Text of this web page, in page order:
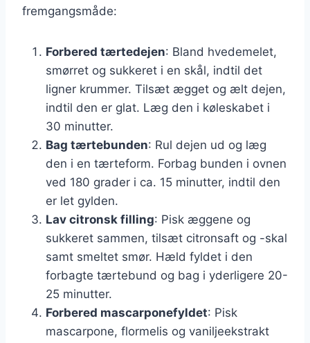
fremgangsmåde:
Forbered tærtedejen: Bland hvedemelet,
smørret og sukkeret i en skål, indtil det
ligner krummer. Tilsæt ægget og ælt dejen,
indtil den er glat. Læg den i køleskabet i
30 minutter.
Bag tærtebunden: Rul dejen ud og læg
den i en tærteform. Forbag bunden i ovnen
ved 180 grader i ca. 15 minutter, indtil den
er let gylden.
Lav citronsk filling: Pisk æggene og
sukkeret sammen, tilsæt citronsaft og -skal
samt smeltet smør. Hæld fyldet i den
forbagte tærtebund og bag i yderligere 20-
25 minutter.
Forbered mascarponefyldet: Pisk
mascarpone, flormelis og vaniljeekstrakt